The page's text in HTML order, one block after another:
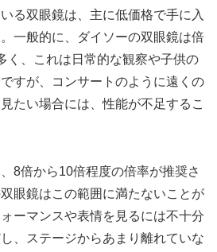
る双眼鏡は、主に低価格で手に入
一般的に、ダイソーの双眼鏡は倍
く、これは日常的な観察や子供の
すが、コンサートのように遠くの
たい場合には、性能が不足するこ
8倍から10倍程度の倍率が推奨さ
眼鏡はこの範囲に満たないことが
ーマンスや表情を見るには不十分
、ステージからあまり離れていな